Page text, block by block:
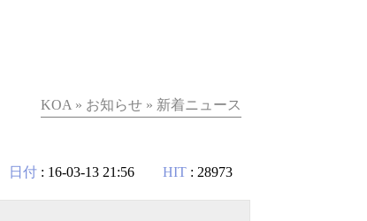
KOA » お知らせ » 新着ニュース
日付 : 16-03-13 21:56 HIT : 28973